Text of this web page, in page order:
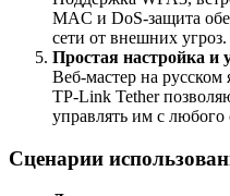
MAC и DoS-защита
сети от внешних угроз.
Простая настройка и
Веб-мастер на
TP-Link Tether
управлять им с любого
Сценарии